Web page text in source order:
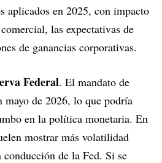
aplicados en 2025, con impacto
las expectativas de
de ganancias corporativas.
Federal. El mandato de
mayo de 2026, lo que podría
en la política monetaria. En
mostrar más volatilidad
de la Fed. Si se